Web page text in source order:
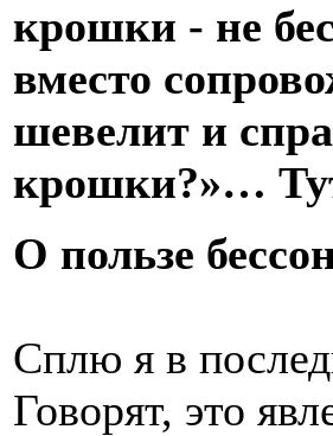
крошки - не
вместо
шевелит и
крошки?»…
О пользе
Сплю я в
Говорят, это